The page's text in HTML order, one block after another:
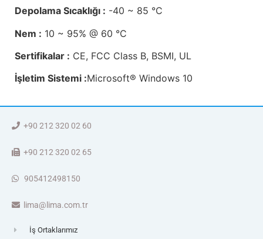
Depolama Sıcaklığı : -40 ~ 85 °C
Nem : 10 ~ 95% @ 60 °C
Sertifikalar : CE, FCC Class B, BSMI, UL
İşletim Sistemi :Microsoft® Windows 10
+90 212 320 02 60
+90 212 320 02 65
905412498150
lima@lima.com.tr
İş Ortaklarımız